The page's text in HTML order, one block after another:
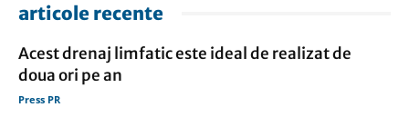
articole recente
Acest drenaj limfatic este ideal de realizat de
doua ori pe an
Press PR